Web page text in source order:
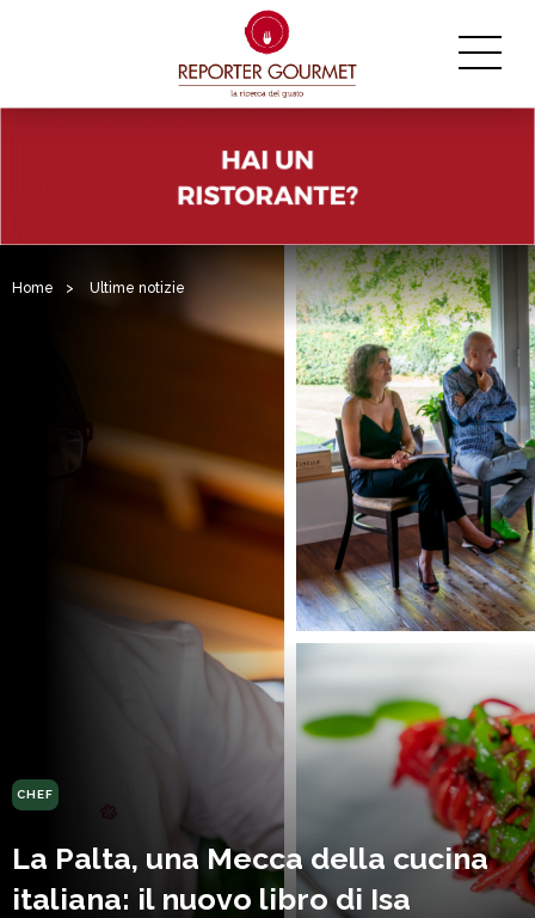
Home > Ultime notizie
CHEF
La Palta, una Mecca della cucina
italiana: il nuovo libro di Isa